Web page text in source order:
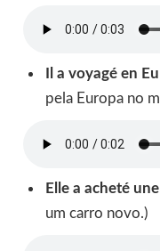
Il a voyagé en
pela Europa no
Elle a acheté
um carro novo.)